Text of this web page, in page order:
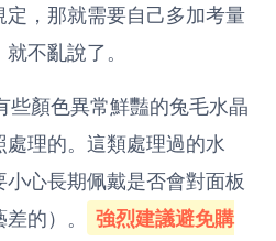
，那就需要自己多加考量
不亂說了。
些顏色異常鮮豔的兔毛水晶
理的。這類處理過的水
心長期佩戴是否會對面板
的）。
強烈建議避免購